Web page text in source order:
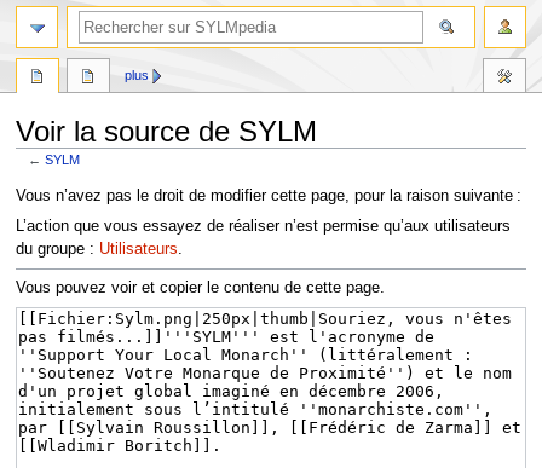
Voir la source de SYLM
←SYLM
Aller
à
la
navigation
Aller
à
la
recherche
Vous n’avez pas le droit de modifier cette page, pour la raison suivante :
L’action que vous essayez de réaliser n’est permise qu’aux utilisateurs
du groupe : Utilisateurs.
Vous pouvez voir et copier le contenu de cette page.
plus